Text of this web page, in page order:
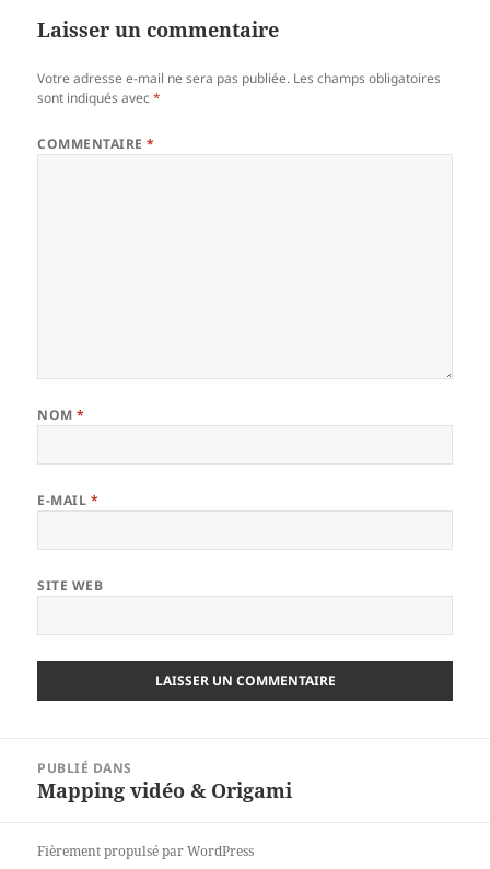
Laisser un commentaire
Votre adresse e-mail ne sera pas publiée. Les champs obligatoires
sont indiqués avec*
COMMENTAIRE*
NOM*
E-MAIL *
SITE WEB
l’article
PUBLIÉ DANS
Mapping vidéo & Origami
Fièrement propulsé par WordPress